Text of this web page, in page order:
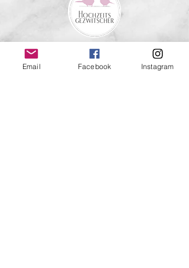
Email Facebook Instagram